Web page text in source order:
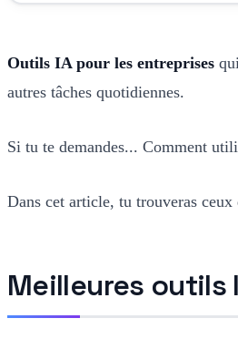
Outils IA pour les entreprises
autres tâches quotidiennes.
Si tu te demandes... Comment
Dans cet article, tu trouveras
Meilleures outils